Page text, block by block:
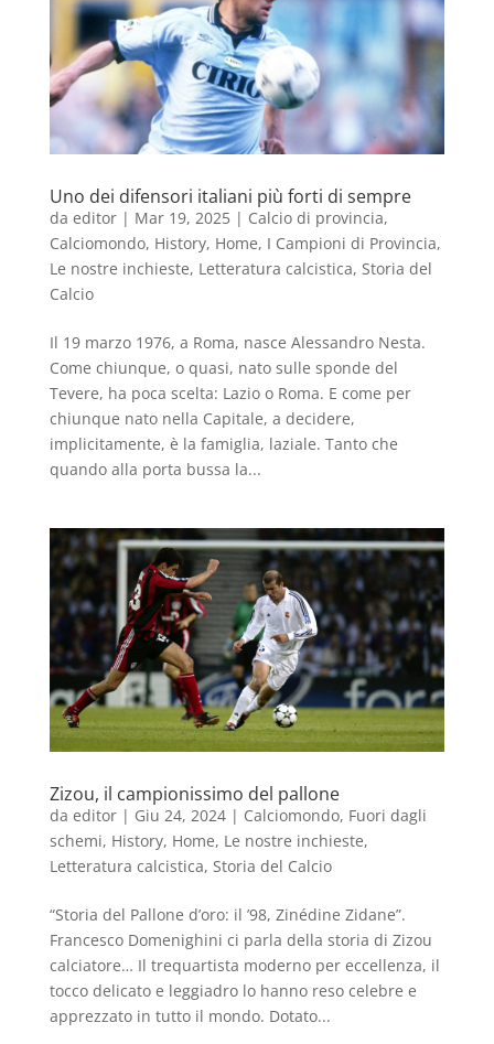
Uno dei difensori italiani più forti di sempre
da editor| Mar 19, 2025| Calcio di provincia,
Calciomondo, History, Home, I Campioni di Provincia,
Le nostre inchieste, Letteratura calcistica, Storia del
Calcio
Il 19 marzo 1976, a Roma, nasce Alessandro Nesta.
Come chiunque, o quasi, nato sulle sponde del
Tevere, ha poca scelta: Lazio o Roma. E come per
chiunque nato nella Capitale, a decidere,
implicitamente, è la famiglia, laziale. Tanto che
quando alla porta bussa la...
Zizou, il campionissimo del pallone
da editor| Giu 24, 2024| Calciomondo, Fuori dagli
schemi, History, Home, Le nostre inchieste,
Letteratura calcistica, Storia del Calcio
“Storia del Pallone d’oro: il ’98, Zinédine Zidane”.
Francesco Domenighini ci parla della storia di Zizou
calciatore… Il trequartista moderno per eccellenza, il
tocco delicato e leggiadro lo hanno reso celebre e
apprezzato in tutto il mondo. Dotato...